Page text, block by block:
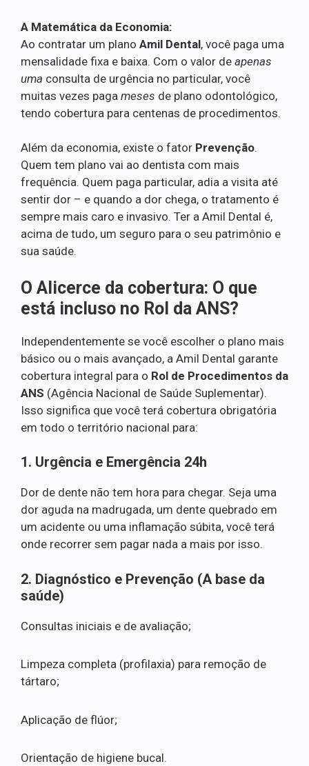
A Matemática da Economia:
Ao contratar um plano Amil Dental, você paga uma
mensalidade fixa e baixa. Com o valor de apenas
uma consulta de urgência no particular, você
muitas vezes paga meses de plano odontológico,
tendo cobertura para centenas de procedimentos.
Além da economia, existe o fator Prevenção.
Quem tem plano vai ao dentista com mais
frequência. Quem paga particular, adia a visita até
sentir dor – e quando a dor chega, o tratamento é
sempre mais caro e invasivo. Ter a Amil Dental é,
acima de tudo, um seguro para o seu patrimônio e
sua saúde.
O Alicerce da cobertura: O que
está incluso no Rol da ANS?
Independentemente se você escolher o plano mais
básico ou o mais avançado, a Amil Dental garante
cobertura integral para o Rol de Procedimentos da
ANS (Agência Nacional de Saúde Suplementar).
Isso significa que você terá cobertura obrigatória
em todo o território nacional para:
1. Urgência e Emergência 24h
Dor de dente não tem hora para chegar. Seja uma
dor aguda na madrugada, um dente quebrado em
um acidente ou uma inflamação súbita, você terá
onde recorrer sem pagar nada a mais por isso.
2. Diagnóstico e Prevenção (A base da
saúde)
Consultas iniciais e de avaliação;
Limpeza completa (profilaxia) para remoção de
tártaro;
Aplicação de flúor;
Orientação de higiene bucal.